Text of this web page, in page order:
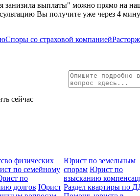
занизила выплаты" можно прямо на
Вы получите уже через 4
Споры со страховой компанией
сейчас
физических
по семейному
по
долгов Юрист
Юрист по земельным
спорам Юрист по
взысканию
Раздел квартиры по